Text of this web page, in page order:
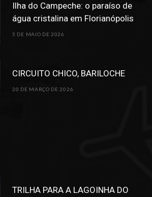
Ilha do Campeche: o paraíso de
água cristalina em Florianópolis
5 DE MAIO DE 2026
CIRCUITO CHICO, BARILOCHE
20 DE MARÇO DE 2026
TRILHA PARA A LAGOINHA DO